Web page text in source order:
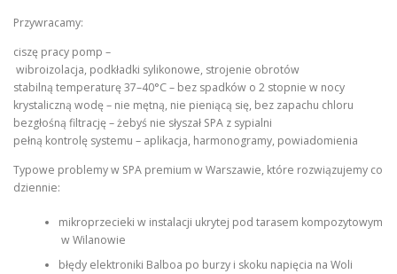
Przywracamy:
ciszę pracy pomp –
wibroizolacja, podkładki sylikonowe, strojenie obrotów
stabilną temperaturę 37–40°C – bez spadków o 2 stopnie w nocy
krystaliczną wodę – nie mętną, nie pieniącą się, bez zapachu chloru
bezgłośną filtrację – żebyś nie słyszał SPA z sypialni
pełną kontrolę systemu – aplikacja, harmonogramy, powiadomienia
Typowe problemy w SPA premium w Warszawie, które rozwiązujemy co
dziennie:
mikroprzecieki w instalacji ukrytej pod tarasem kompozytowym
w Wilanowie
błędy elektroniki Balboa po burzy i skoku napięcia na Woli